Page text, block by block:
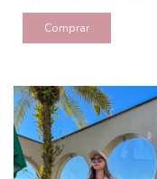
Comprar